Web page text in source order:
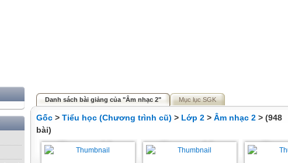
Danh sách bài giảng của "Âm nhạc 2" Mục lục SGK
Gốc > Tiểu học (Chương trình cũ) > Lớp 2 > Âm nhạc 2 > (948
bài)